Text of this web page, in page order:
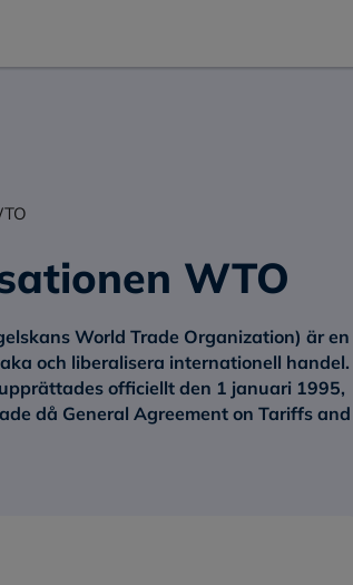
WTO
World Trade Organization) är en
och liberalisera internationell handel.
officiellt den 1 januari 1995,
då General Agreement on Tariffs and